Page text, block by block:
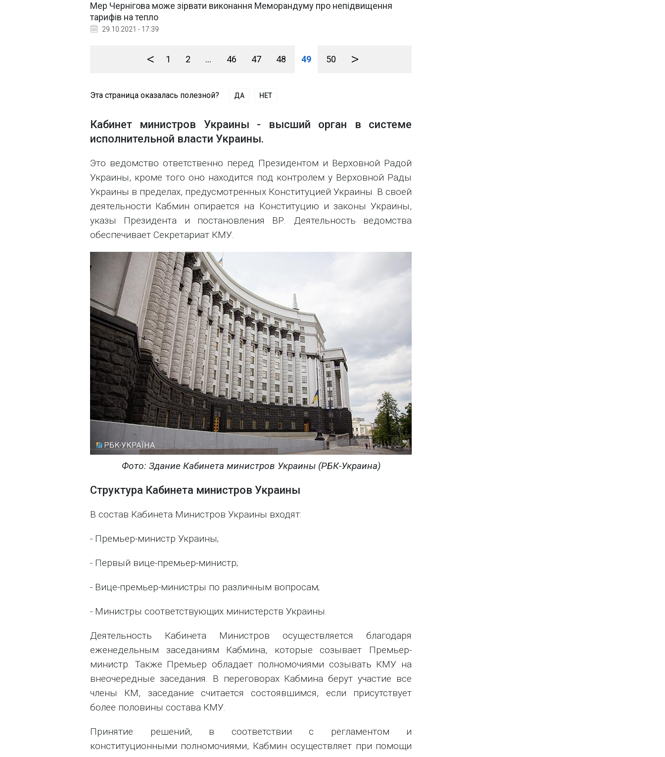
Мер Чернігова може зірвати виконання Меморандуму про непідвищення
тарифів на тепло
29.10.2021 - 17:39
< 1 2 ... 46 47 48 49 50 >
Эта страница оказалась полезной? ДА НЕТ
Кабинет министров Украины - высший орган в системе
исполнительной власти Украины.
Это ведомство ответственно перед Президентом и Верховной Радой
Украины, кроме того оно находится под контролем у Верховной Рады
Украины в пределах, предусмотренных Конституцией Украины. В своей
деятельности Кабмин опирается на Конституцию и законы Украины,
указы Президента и постановления ВР. Деятельность ведомства
обеспечивает Секретариат КМУ.
Фото: Здание Кабинета министров Украины (РБК-Украина)
Структура Кабинета министров Украины
В состав Кабинета Министров Украины входят:
- Премьер-министр Украины;
- Первый вице-премьер-министр;
- Вице-премьер-министры по различным вопросам;
- Министры соответствующих министерств Украины.
Деятельность Кабинета Министров осуществляется благодаря
еженедельным заседаниям Кабмина, которые созывает Премьер-
министр. Также Премьер обладает полномочиями созывать КМУ на
внеочередные заседания. В переговорах Кабмина берут участие все
члены КМ, заседание считается состоявшимся, если присутствует
более половины состава КМУ.
Принятие решений, в соответствии с регламентом и
конституционными полномочиями, Кабмин осуществляет при помощи